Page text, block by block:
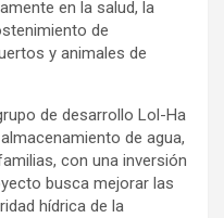
en la salud, la
de
y animales de
de desarrollo Lol-Ha
de agua,
con una inversión
busca mejorar las
hídrica de la